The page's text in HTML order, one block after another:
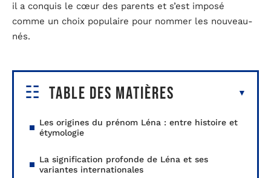
il a conquis le cœur des parents et s’est imposé
comme un choix populaire pour nommer les nouveau-
nés.
Table des matières
Les origines du prénom Léna : entre histoire et
étymologie
La signification profonde de Léna et ses
variantes internationales